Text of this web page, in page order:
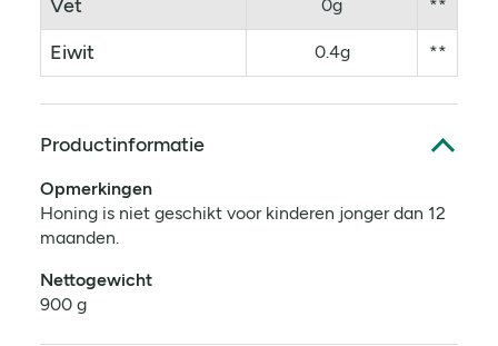
Vet 0g **
Eiwit 0.4g **
Productinformatie
Opmerkingen
Honing is niet geschikt voor kinderen jonger dan 12
maanden.
Nettogewicht
900 g